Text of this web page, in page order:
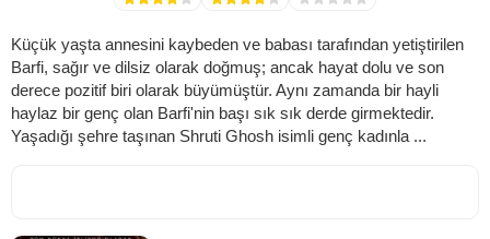
Küçük yaşta annesini kaybeden ve babası tarafından yetiştirilen
Barfi, sağır ve dilsiz olarak doğmuş; ancak hayat dolu ve son
derece pozitif biri olarak büyümüştür. Aynı zamanda bir hayli
haylaz bir genç olan Barfi'nin başı sık sık derde girmektedir.
Yaşadığı şehre taşınan Shruti Ghosh isimli genç kadınla ...